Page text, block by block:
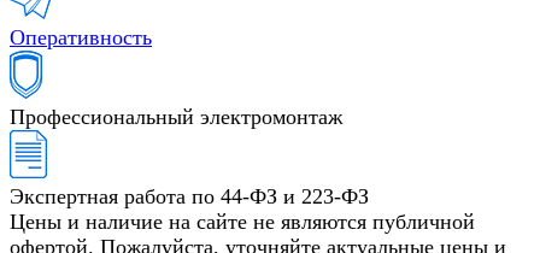
Оперативность
Профессиональный электромонтаж
Экспертная работа по 44-ФЗ и 223-ФЗ
Цены и наличие на сайте не являются публичной
офертой. Пожалуйста, уточняйте актуальные цены и